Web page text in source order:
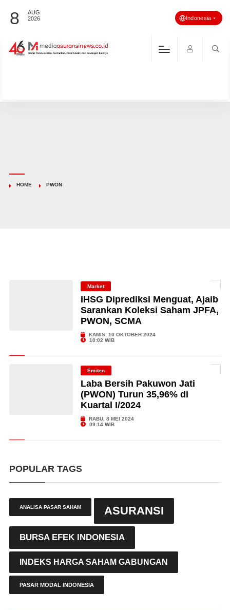
8
AUG
2026
Indonesia
HOME PWON
Market
IHSG Diprediksi Menguat, Ajaib
Sarankan Koleksi Saham JPFA,
PWON, SCMA
KAMIS, 10 OKTOBER 2024
10:02 WIB
Emiten
Laba Bersih Pakuwon Jati
(PWON) Turun 35,96% di
Kuartal I/2024
RABU, 8 MEI 2024
09:14 WIB
POPULAR TAGS
ANALISA PASAR SAHAM ASURANSI
BURSA EFEK INDONESIA
INDEKS HARGA SAHAM GABUNGAN
PASAR MODAL INDONESIA